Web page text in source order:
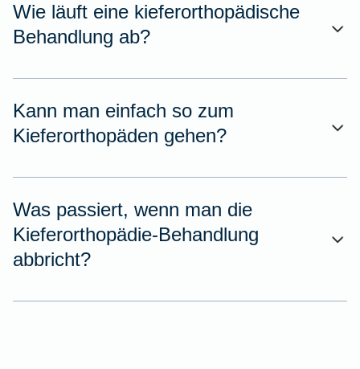
Wie läuft eine kieferorthopädische
Behandlung ab?
Kann man einfach so zum
Kieferorthopäden gehen?
Was passiert, wenn man die
Kieferorthopädie-Behandlung
abbricht?